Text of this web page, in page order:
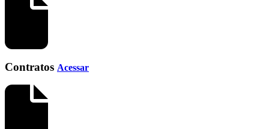
Contratos Acessar